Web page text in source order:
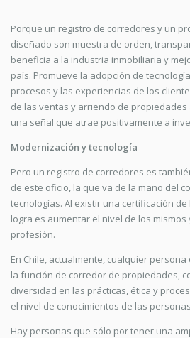
Porque un registro de corredores y un
diseñado son muestra de orden,
beneficia a la industria inmobiliaria y
país. Promueve la adopción de
procesos y las experiencias de los
de las ventas y arriendo de
una señal que atrae positivamente a
Modernización y tecnología
Pero un registro de corredores es
de este oficio, la que va de la mano del
tecnologías. Al existir una certificación
logra es aumentar el nivel de los
profesión.
En Chile, actualmente, cualquier
la función de corredor de propiedades,
diversidad en las prácticas, ética y
el nivel de conocimientos de las
Hay personas que sólo por tener una